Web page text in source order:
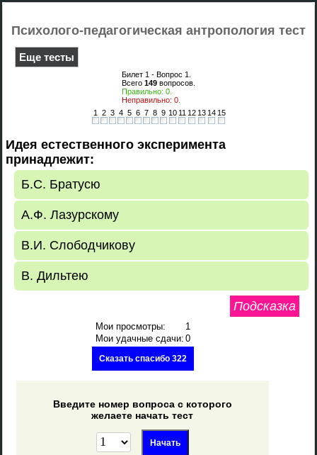
Психолого-педагогическая антропология тест
Еще тесты
Билет 1 - Вопрос 1
Всего 149 вопросов.
Правильно: 0
Неправильно: 0
1
2 3 4 5 6 7 8 9 10 11 12 13 14 15
Идея естественного эксперимента
принадлежит:
Б.С. Братусю
А.Ф. Лазурскому
В.И. Слободчикову
В. Дильтею
Подсказка
Мои просмотры:
1
Мои удачные сдачи: 0
Сказать спасибо 322
Введите номер вопроса с которого
желаете начать тест